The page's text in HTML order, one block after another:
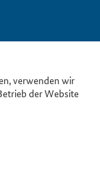
verwenden wir
der Website